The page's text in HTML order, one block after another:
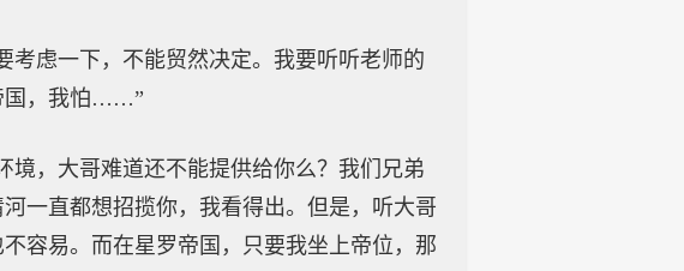
考虑一下，不能贸然决定。我要听听老师的
国，我怕……”
境，大哥难道还不能提供给你么？我们兄弟
一直都想招揽你，我看得出。但是，听大哥
容易。而在星罗帝国，只要我坐上帝位，那